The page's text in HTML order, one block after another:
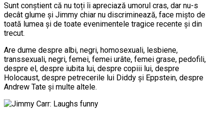
Sunt conștient că nu toți îi apreciază umorul cras, dar nu-s
decât glume și Jimmy chiar nu discriminează, face mișto de
toată lumea și de toate evenimentele tragice recente și din
trecut.
Are dume despre albi, negri, homosexuali, lesbiene,
transsexuali, negri, femei, femei urâte, femei grase, pedofili,
despre el, despre iubita lui, despre copiii lui, despre
Holocaust, despre petrecerile lui Diddy și Eppstein, despre
Andrew Tate și multe altele.